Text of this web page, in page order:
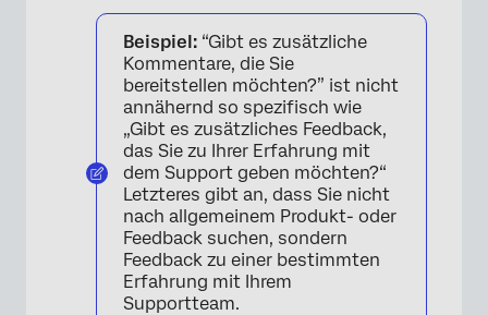
Beispiel: “Gibt es zusätzliche
Kommentare, die Sie
bereitstellen möchten?” ist nicht
annähernd so spezifisch wie
„Gibt es zusätzliches Feedback,
das Sie zu Ihrer Erfahrung mit
dem Support geben möchten?“
Letzteres gibt an, dass Sie nicht
nach allgemeinem Produkt- oder
Feedback suchen, sondern
Feedback zu einer bestimmten
Erfahrung mit Ihrem
Supportteam.